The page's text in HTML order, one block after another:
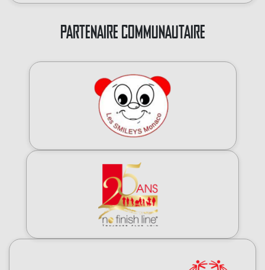
PARTENAIRE COMMUNAUTAIRE